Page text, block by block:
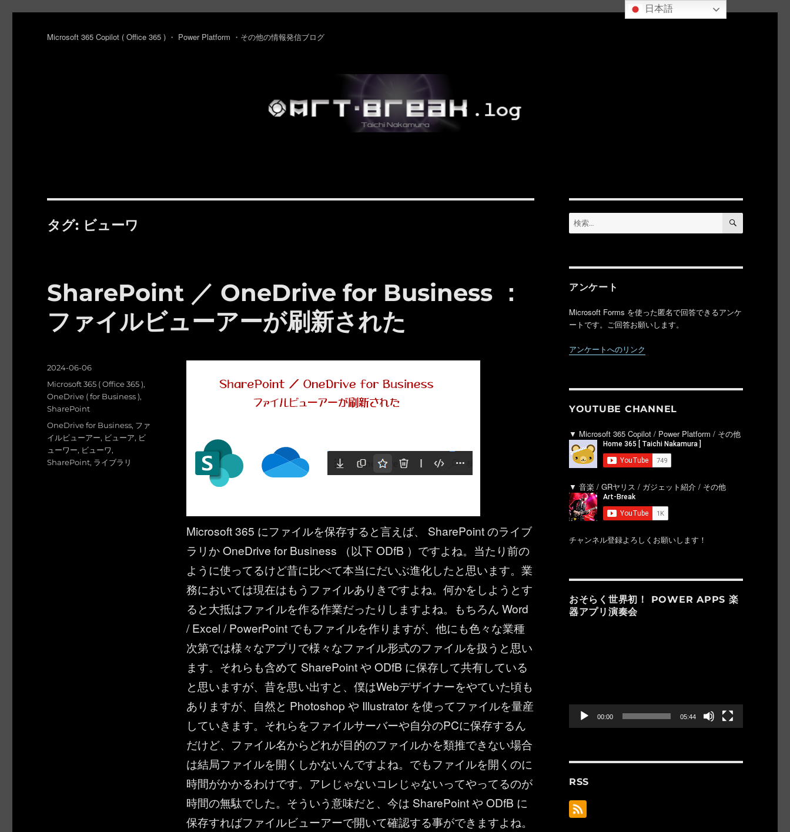
Microsoft 365 Copilot ( Office 365 ) ・ Power Platform ・その他の情報発信ブログ
タグ: ビューワ
SharePoint ／ OneDrive for Business ：
ファイルビューアーが刷新された
Microsoft 365 にファイルを保存すると言えば、 SharePoint のライブ
ラリか OneDrive for Business （以下 ODfB ）ですよね。当たり前の
ように使ってるけど昔に比べて本当にだいぶ進化したと思います。業
務においては現在はもうファイルありきですよね。何かをしようとす
ると大抵はファイルを作る作業だったりしますよね。もちろん Word
/ Excel / PowerPoint でもファイルを作りますが、他にも色々な業種
次第では様々なアプリで様々なファイル形式のファイルを扱うと思い
ます。それらも含めて SharePoint や ODfB に保存して共有している
と思いますが、昔を思い出すと、僕はWebデザイナーをやていた頃も
ありますが、自然と Photoshop や Illustrator を使ってファイルを量産
していきます。それらをファイルサーバーや自分のPCに保存するん
だけど、ファイル名からどれが目的のファイルかを類推できない場合
は結局ファイルを開くしかないんですよね。でもファイルを開くのに
時間がかかるわけです。アレじゃないコレじゃないってやってるのが
時間の無駄でした。そういう意味だと、今は SharePoint や ODfB に
保存すればファイルビューアーで開いて確認する事ができますよね。
投
日:
2024-06-06
カ
テ
ゴ
リ
ー
Microsoft 365 ( Office 365 ),
OneDrive ( for Business ),
SharePoint
タ
グ
OneDrive for Business, ファ
イルビューアー, ビューア, ビ
ューワー, ビューワ,
SharePoint, ライブラリ
検
索:
検
アンケート
Microsoft Forms を使った匿名で回答できるアンケ
ートです。ご回答お願いします。
アンケートへのリンク
YOUTUBE CHANNEL
▼ Microsoft 365 Copilot / Power Platform / その他
▼ 音楽 / GRヤリス / ガジェット紹介 / その他
チャンネル登録よろしくお願いします！
おそらく世界初！ POWER APPS 楽
器アプリ演奏会
00:00 05:44
RSS
日本語